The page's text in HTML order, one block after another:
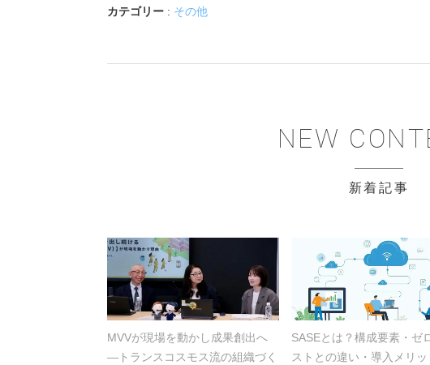
カテゴリー : その他
新着記事
MVVが現場を動かし成果創出へ
―トランスコスモス流の組織づく
SASEとは？構成要素・ゼ
ストとの違い・導入メリッ